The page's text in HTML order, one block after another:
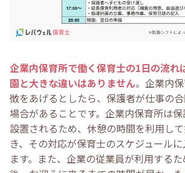
企業内保育所で働く保育士の1日の流れ
園と大きな違いはありません。企業内保
徴をあげるとしたら、保護者が仕事の合
場合があることです。企業内保育所は保
設置されるため、休憩の時間を利用して
き、その対応が保育士のスケジュールに
ます。また、企業の従業員が利用するた